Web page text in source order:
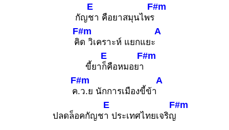
กัญ
E
ชา คือยาสมุนไพร
F#m
คิ
F#m
ด วิเคราะห์ แยกแยะ
A
ขี้ยา
E
ก็คือหมอยา
F#m
ค
F#m
.ว.ย นักการเมืองขี้ข้า
A
ปลดล็อคกัญช
E
า ประเทศไทยเจริญ
F#m